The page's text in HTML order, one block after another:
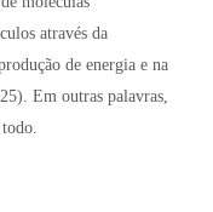
através da
de energia e na
Em outras palavras,